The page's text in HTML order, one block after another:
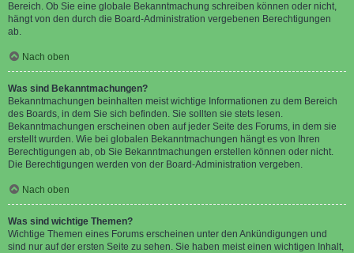
Bereich. Ob Sie eine globale Bekanntmachung schreiben können oder nicht,
hängt von den durch die Board-Administration vergebenen Berechtigungen
ab.
Nach oben
Was sind Bekanntmachungen?
Bekanntmachungen beinhalten meist wichtige Informationen zu dem Bereich
des Boards, in dem Sie sich befinden. Sie sollten sie stets lesen.
Bekanntmachungen erscheinen oben auf jeder Seite des Forums, in dem sie
erstellt wurden. Wie bei globalen Bekanntmachungen hängt es von Ihren
Berechtigungen ab, ob Sie Bekanntmachungen erstellen können oder nicht.
Die Berechtigungen werden von der Board-Administration vergeben.
Nach oben
Was sind wichtige Themen?
Wichtige Themen eines Forums erscheinen unter den Ankündigungen und
sind nur auf der ersten Seite zu sehen. Sie haben meist einen wichtigen Inhalt,